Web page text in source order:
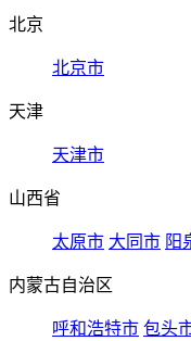
北京
北京市
天津
天津市
山西省
太原市 大同市 阳
内蒙古自治区
呼和浩特市 包头